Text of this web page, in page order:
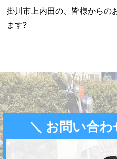
掛川市上内田の、皆様からの
ます?
＼ お問い合